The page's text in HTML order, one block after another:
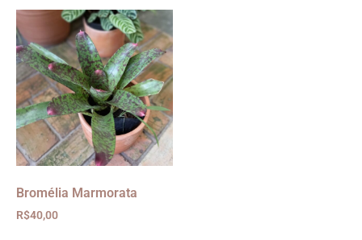
Bromélia Marmorata
R$40,00